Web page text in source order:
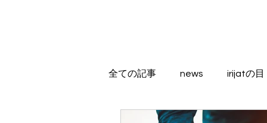
全ての記事 news irijatの目